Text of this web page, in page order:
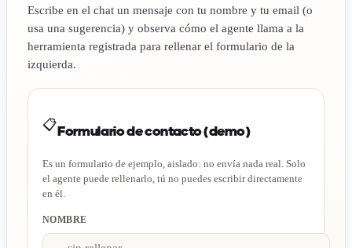
Escribe en el chat un mensaje con tu nombre y tu email (o
usa una sugerencia) y observa cómo el agente llama a la
herramienta registrada para rellenar el formulario de la
izquierda.
📋Formulario de contacto (demo)
Es un formulario de ejemplo, aislado: no envía nada real. Solo
el agente puede rellenarlo, tú no puedes escribir directamente
en él.
NOMBRE